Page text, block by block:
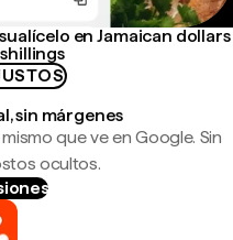
en Jamaican dollars
sin márgenes
que ve en Google. Sin
ocultos.